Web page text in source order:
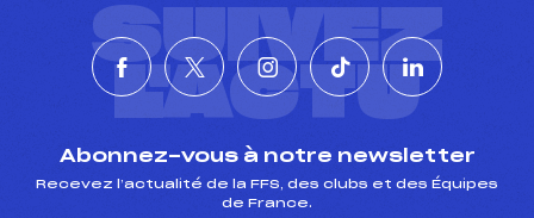
SUIVEZ
L'ACTU
Abonnez-vous à notre newsletter
Recevez l’actualité de la FFS, des clubs et des Équipes
de France.